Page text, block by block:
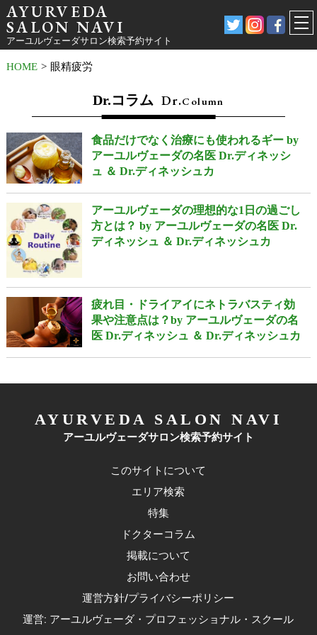
AYURVEDA
SALON NAVI
アーユルヴェーダサロン検索予約サイト
HOME > 眼精疲労
Dr.コラム Dr.Column
食品だけでなく治療にも使われるギー by
アーユルヴェーダの名医 Dr.ディネッシ
ュ ＆ Dr.ディネッシュカ
アーユルヴェーダの理想的な1日の過ごし
方とは？ by アーユルヴェーダの名医 Dr.
ディネッシュ ＆ Dr.ディネッシュカ
疲れ目・ドライアイにネトラバスティ効
果や注意点は？by アーユルヴェーダの名
医 Dr.ディネッシュ ＆ Dr.ディネッシュカ
AYURVEDA SALON NAVI
アーユルヴェーダサロン検索予約サイト
このサイトについて
エリア検索
特集
ドクターコラム
掲載について
お問い合わせ
運営方針/プライバシーポリシー
運営: アーユルヴェーダ・プロフェッショナル・スクール